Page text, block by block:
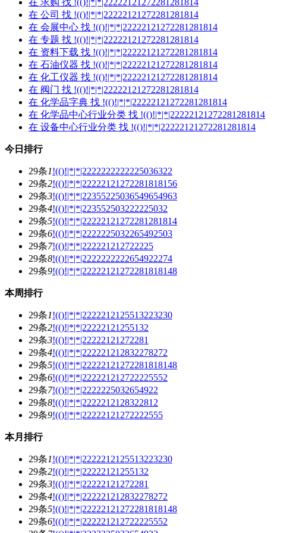
在 公司 找 !(()!|*|*|22222121272281281814
在 会展中心 找 !(()!|*|*|22222121272281281814
在 专题 找 !(()!|*|*|22222121272281281814
在 资料下载 找 !(()!|*|*|22222121272281281814
在 石油仪器 找 !(()!|*|*|22222121272281281814
在 化工仪器 找 !(()!|*|*|22222121272281281814
在 阀门 找 !(()!|*|*|22222121272281281814
在 化学品字典 找 !(()!|*|*|22222121272281281814
在 化学品中心行业分类 找 !(()!|*|*|22222121272281281814
在 设备中心行业分类 找 !(()!|*|*|22222121272281281814
今日排行
29条1!(()!|*|*|2222222222225036322
29条2!(()!|*|*|22222121272281818156
29条3!(()!|*|*|22355225036549654963
29条4!(()!|*|*|223552503222225032
29条5!(()!|*|*|22222121272281281814
29条6!(()!|*|*|2222225032265492503
29条7!(()!|*|*|222221212722225
29条8!(()!|*|*|2222222222654922274
29条9!(()!|*|*|22222121272281818148
本周排行
29条1!(()!|*|*|2222212125513223230
29条2!(()!|*|*|22222121255132
29条3!(()!|*|*|22222121272281
29条4!(()!|*|*|222221212832278272
29条5!(()!|*|*|22222121272281818148
29条6!(()!|*|*|222221212722225552
29条7!(()!|*|*|2222225032654922
29条8!(()!|*|*|2222212128322812
29条9!(()!|*|*|22222121272222555
本月排行
29条1!(()!|*|*|2222212125513223230
29条2!(()!|*|*|22222121255132
29条3!(()!|*|*|22222121272281
29条4!(()!|*|*|222221212832278272
29条5!(()!|*|*|22222121272281818148
29条6!(()!|*|*|222221212722225552